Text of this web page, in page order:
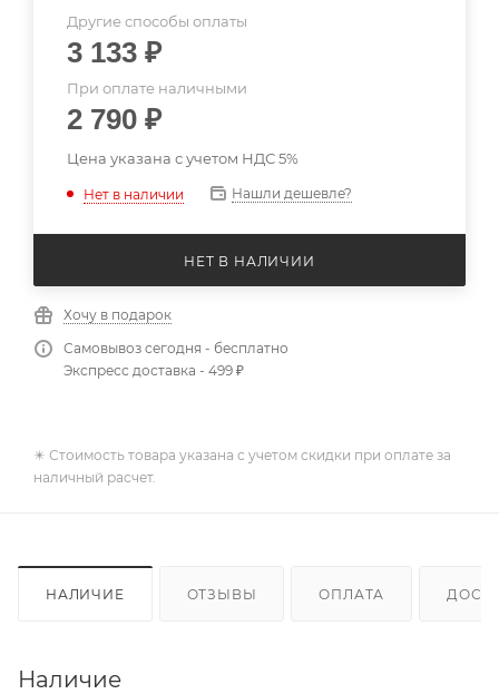
Другие способы оплаты
3 133 ₽
При оплате наличными
2 790 ₽
Цена указана с учетом НДС 5%
Нет в наличии Нашли дешевле?
НЕТ В НАЛИЧИИ
Хочу в подарок
Самовывоз сегодня - бесплатно
Экспресс доставка - 499 ₽
✴️ Стоимость товара указана с учетом скидки при оплате за
наличный расчет.
НАЛИЧИЕ ОТЗЫВЫ ОПЛАТА
Наличие